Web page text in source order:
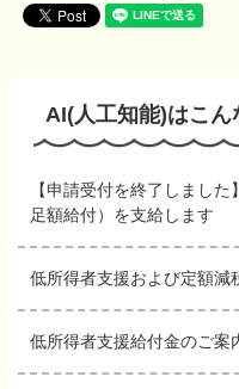
AI(人工知能)はこん
【申請受付を終了しまし
足額給付）を支給します
低所得者支援および定額減
低所得者支援給付金のご案